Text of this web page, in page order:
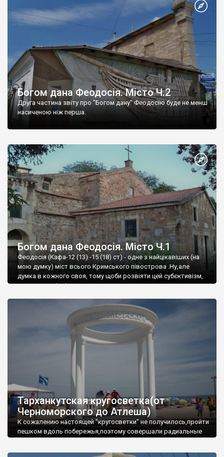
Богом дана Феодосія. Місто Ч.2
Друга частина звіту про "Богом дану" Феодосію буде не менш
насиченою ніж перша.
Богом дана Феодосія. Місто Ч.1
Феодосія (Кафа-12 (13) -15 (18) ст) - одне з найцікавіших (на
мою думку) міст всього Кримського півострова .Ну,але
думка в кожного своя, тому щоби розвіяти цей субєктивізм,
запрошую відвідати це
Тарханкутская кругосветка(от
Черноморского до Атлеша)
К сожалению настоящей "кругосветки" не получилось,пройти
пешком вдоль побережья,поэтому совершали радиальные